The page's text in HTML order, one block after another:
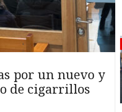
por un nuevo y
de cigarrillos